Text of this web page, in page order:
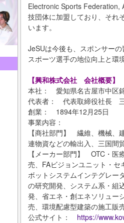
Electronic Sports Federation,
技団体に加盟しており、それ
います。
JeSUは今後も、スポンサー
スポーツ選手の地位向上と環
【興和株式会社 会社概要】
本社： 愛知県名古屋市中区
代表者： 代表取締役社長
創業： 1894年12月25日
事業内容：
【商社部門】 繊維、機械、
連物資などの輸出入、三国間
【メーカー部門】 OTC・医
売、FAビジョンユニット・
ボットシステムインテグレー
の研究開発、システム系・組
発、省エネ・創エネソリュー
売、環境配慮型建築の施工販
公式サイト： https://